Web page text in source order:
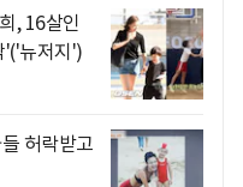
, 16살인
'('뉴저지')
허락받고